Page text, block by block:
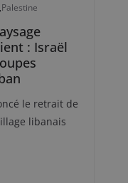
,Palestine
: Israël
le retrait de
libanais